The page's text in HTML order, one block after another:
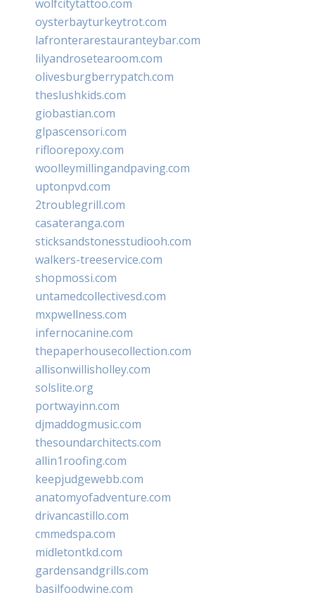
wolfcitytattoo.com
oysterbayturkeytrot.com
lafronterarestauranteybar.com
lilyandrosetearoom.com
olivesburgberrypatch.com
theslushkids.com
giobastian.com
glpascensori.com
rifloorepoxy.com
woolleymillingandpaving.com
uptonpvd.com
2troublegrill.com
casateranga.com
sticksandstonesstudiooh.com
walkers-treeservice.com
shopmossi.com
untamedcollectivesd.com
mxpwellness.com
infernocanine.com
thepaperhousecollection.com
allisonwillisholley.com
solslite.org
portwayinn.com
djmaddogmusic.com
thesoundarchitects.com
allin1roofing.com
keepjudgewebb.com
anatomyofadventure.com
drivancastillo.com
cmmedspa.com
midletontkd.com
gardensandgrills.com
basilfoodwine.com